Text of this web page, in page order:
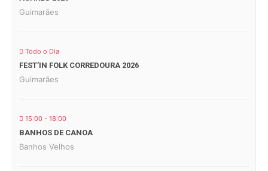
Guimarães
Todo o Dia
FEST’IN FOLK CORREDOURA 2026
Guimarães
15:00 - 18:00
BANHOS DE CANOA
Banhos Velhos